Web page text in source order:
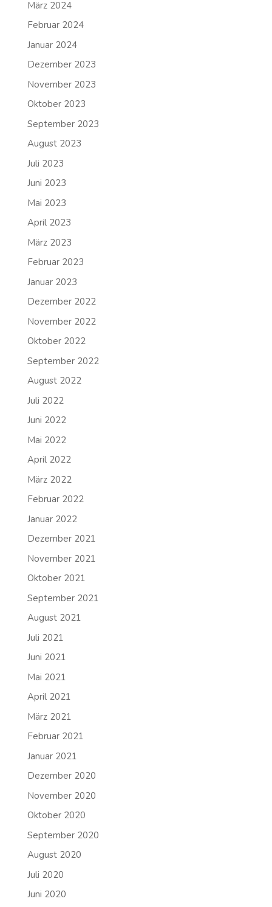
März 2024
Februar 2024
Januar 2024
Dezember 2023
November 2023
Oktober 2023
September 2023
August 2023
Juli 2023
Juni 2023
Mai 2023
April 2023
März 2023
Februar 2023
Januar 2023
Dezember 2022
November 2022
Oktober 2022
September 2022
August 2022
Juli 2022
Juni 2022
Mai 2022
April 2022
März 2022
Februar 2022
Januar 2022
Dezember 2021
November 2021
Oktober 2021
September 2021
August 2021
Juli 2021
Juni 2021
Mai 2021
April 2021
März 2021
Februar 2021
Januar 2021
Dezember 2020
November 2020
Oktober 2020
September 2020
August 2020
Juli 2020
Juni 2020